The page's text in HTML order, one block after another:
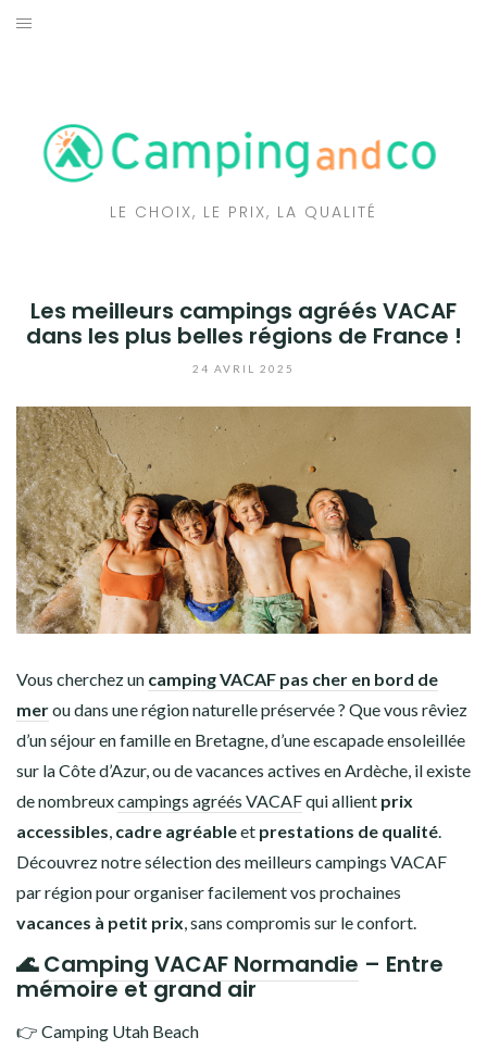
Aller
LE CHOIX, LE PRIX, LA QUALITÉ
Les meilleurs campings agréés VACAF
dans les plus belles régions de France !
24 AVRIL 2025
Vous cherchez un camping VACAF pas cher en bord de
merou dans une région naturelle préservée ? Que vous rêviez
d’un séjour en famille en Bretagne, d’une escapade ensoleillée
sur la Côte d’Azur, ou de vacances actives en Ardèche, il existe
de nombreuxcampings agréés VACAFqui allient prix
accessibles, cadre agréableet prestations de qualité.
Découvrez notre sélection des meilleurs campings VACAF
par région pour organiser facilement vos prochaines
vacances à petit prix, sans compromis sur le confort.
🌊Camping VACAF Normandie – Entre
mémoire et grand air
👉 Camping Utah Beach
DESTINATIONS
TRUCS ET ASTUCES
NOS COUPS DE CŒUR